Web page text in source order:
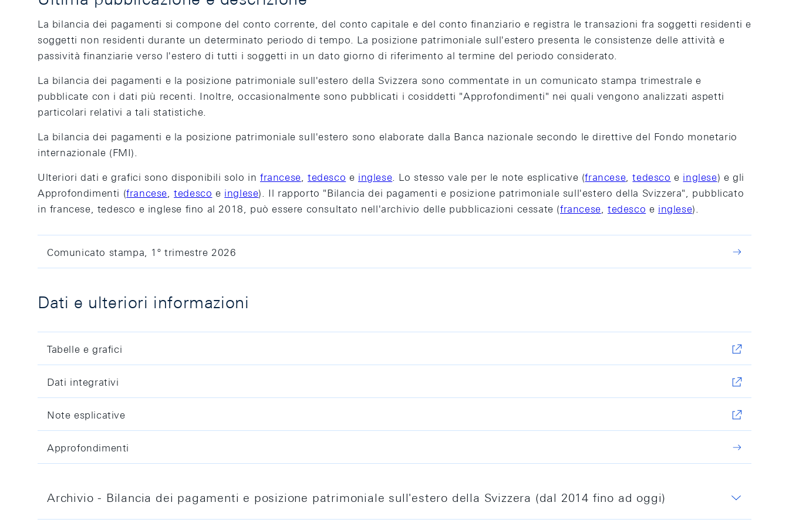
La bilancia dei pagamenti si compone del conto corrente, del conto capitale e del conto finanziario e registra le transazioni fra soggetti residenti e
soggetti non residenti durante un determinato periodo di tempo. La posizione patrimoniale sull'estero presenta le consistenze delle attività e
passività finanziarie verso l'estero di tutti i soggetti in un dato giorno di riferimento al termine del periodo considerato.
La bilancia dei pagamenti e la posizione patrimoniale sull'estero della Svizzera sono commentate in un comunicato stampa trimestrale e
pubblicate con i dati più recenti. Inoltre, occasionalmente sono pubblicati i cosiddetti "Approfondimenti" nei quali vengono analizzati aspetti
particolari relativi a tali statistiche.
La bilancia dei pagamenti e la posizione patrimoniale sull'estero sono elaborate dalla Banca nazionale secondo le direttive del Fondo monetario
internazionale (FMI).
Ulteriori dati e grafici sono disponibili solo infrancese,tedesco e inglese. Lo stesso vale per le note esplicative (francese,tedesco e inglese) e gli
Approfondimenti (francese,tedesco e inglese). Il rapporto "Bilancia dei pagamenti e posizione patrimoniale sull'estero della Svizzera", pubblicato
in francese, tedesco e inglese fino al 2018, può essere consultato nell'archivio delle pubblicazioni cessate (francese,tedesco e inglese).
Comunicato stampa, 1º trimestre 2026
Dati e ulteriori informazioni
Tabelle e grafici
Dati integrativi
Note esplicative
Approfondimenti
Archivio - Bilancia dei pagamenti e posizione patrimoniale sull'estero della Svizzera (dal 2014 fino ad oggi)